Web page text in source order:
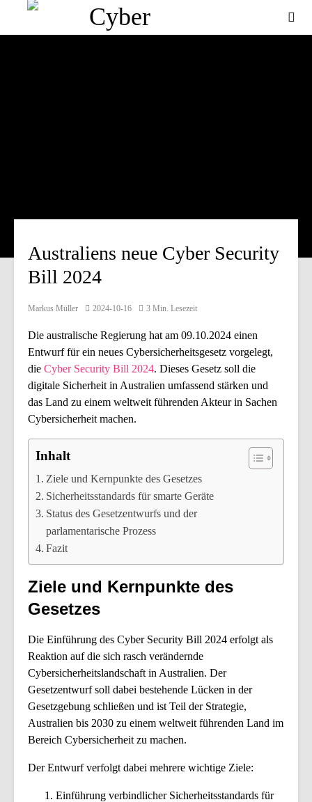
Australiens neue Cyber Security
Bill 2024
Markus Müller 2024-10-16 3 Min. Lesezeit
Die australische Regierung hat am 09.10.2024 einen
Entwurf für ein neues Cybersicherheitsgesetz vorgelegt,
die Cyber Security Bill 2024. Dieses Gesetz soll die
digitale Sicherheit in Australien umfassend stärken und
das Land zu einem weltweit führenden Akteur in Sachen
Cybersicherheit machen.
Inhalt
Ziele und Kernpunkte des Gesetzes
Sicherheitsstandards für smarte Geräte
Status des Gesetzentwurfs und der
parlamentarische Prozess
Fazit
Ziele und Kernpunkte des
Gesetzes
Die Einführung des Cyber Security Bill 2024 erfolgt als
Reaktion auf die sich rasch verändernde
Cybersicherheitslandschaft in Australien. Der
Gesetzentwurf soll dabei bestehende Lücken in der
Gesetzgebung schließen und ist Teil der Strategie,
Australien bis 2030 zu einem weltweit führenden Land im
Bereich Cybersicherheit zu machen.
Der Entwurf verfolgt dabei mehrere wichtige Ziele:
Einführung verbindlicher Sicherheitsstandards für